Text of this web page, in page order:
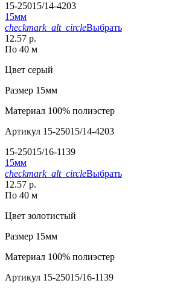
15-25015/14-4203
15мм
checkmark_alt_circleВыбрать
12.57 р.
По 40 м
Цвет серый
Размер 15мм
Материал 100% полиэстер
Артикул 15-25015/14-4203
15-25015/16-1139
15мм
checkmark_alt_circleВыбрать
12.57 р.
По 40 м
Цвет золотистый
Размер 15мм
Материал 100% полиэстер
Артикул 15-25015/16-1139